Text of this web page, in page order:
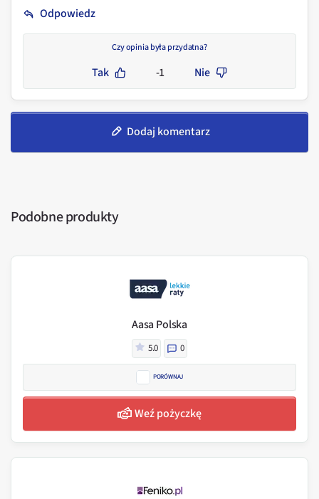
Czy opinia była przydatna?
Tak -1 Nie
Odpowiedz
Dodaj komentarz
Podobne produkty
Aasa Polska
5.0 0
PORÓWNAJ
Weź pożyczkę